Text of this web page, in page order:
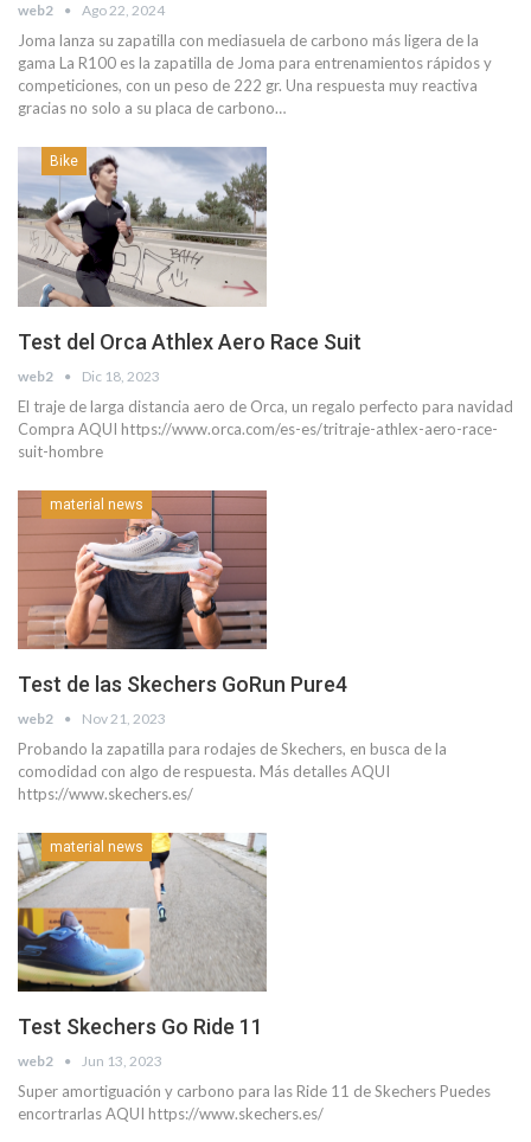
web2 Ago 22, 2024
Joma lanza su zapatilla con mediasuela de carbono más ligera de la
gama La R100 es la zapatilla de Joma para entrenamientos rápidos y
competiciones, con un peso de 222 gr. Una respuesta muy reactiva
gracias no solo a su placa de carbono…
Bike
Test del Orca Athlex Aero Race Suit
web2 Dic 18, 2023
El traje de larga distancia aero de Orca, un regalo perfecto para navidad
Compra AQUI https://www.orca.com/es-es/tritraje-athlex-aero-race-
suit-hombre
material news
Test de las Skechers GoRun Pure4
web2 Nov 21, 2023
Probando la zapatilla para rodajes de Skechers, en busca de la
comodidad con algo de respuesta. Más detalles AQUI
https://www.skechers.es/
material news
Test Skechers Go Ride 11
web2 Jun 13, 2023
Super amortiguación y carbono para las Ride 11 de Skechers Puedes
encortrarlas AQUI https://www.skechers.es/